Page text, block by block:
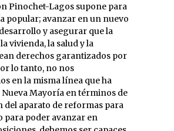
Pinochet-Lagos supone para
popular; avanzar en un nuevo
y asegurar que la
vivienda, la salud y la
derechos garantizados por
lo tanto, no nos
en la misma línea que ha
Mayoría en términos de
del aparato de reformas para
para poder avanzar en